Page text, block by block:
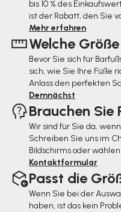
bis 10 % des
ist der Rabatt, den Sie
Mehr erfahren
Welche
Bevor Sie sich für
sich, wie Sie Ihre Füße
Anlass den perfekten
Demnächst
Brauchen Sie
Wir sind für Sie da,
Schreiben Sie uns im
Bildschirms oder
Kontaktformular
Passt die
Wenn Sie bei der
haben, ist das kein